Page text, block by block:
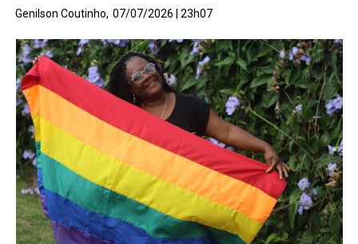
Genilson Coutinho, 07/07/2026 | 23h07